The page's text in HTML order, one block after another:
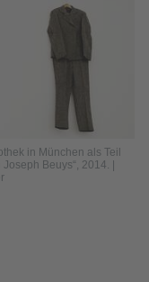
in München als Teil
Beuys“, 2014. |